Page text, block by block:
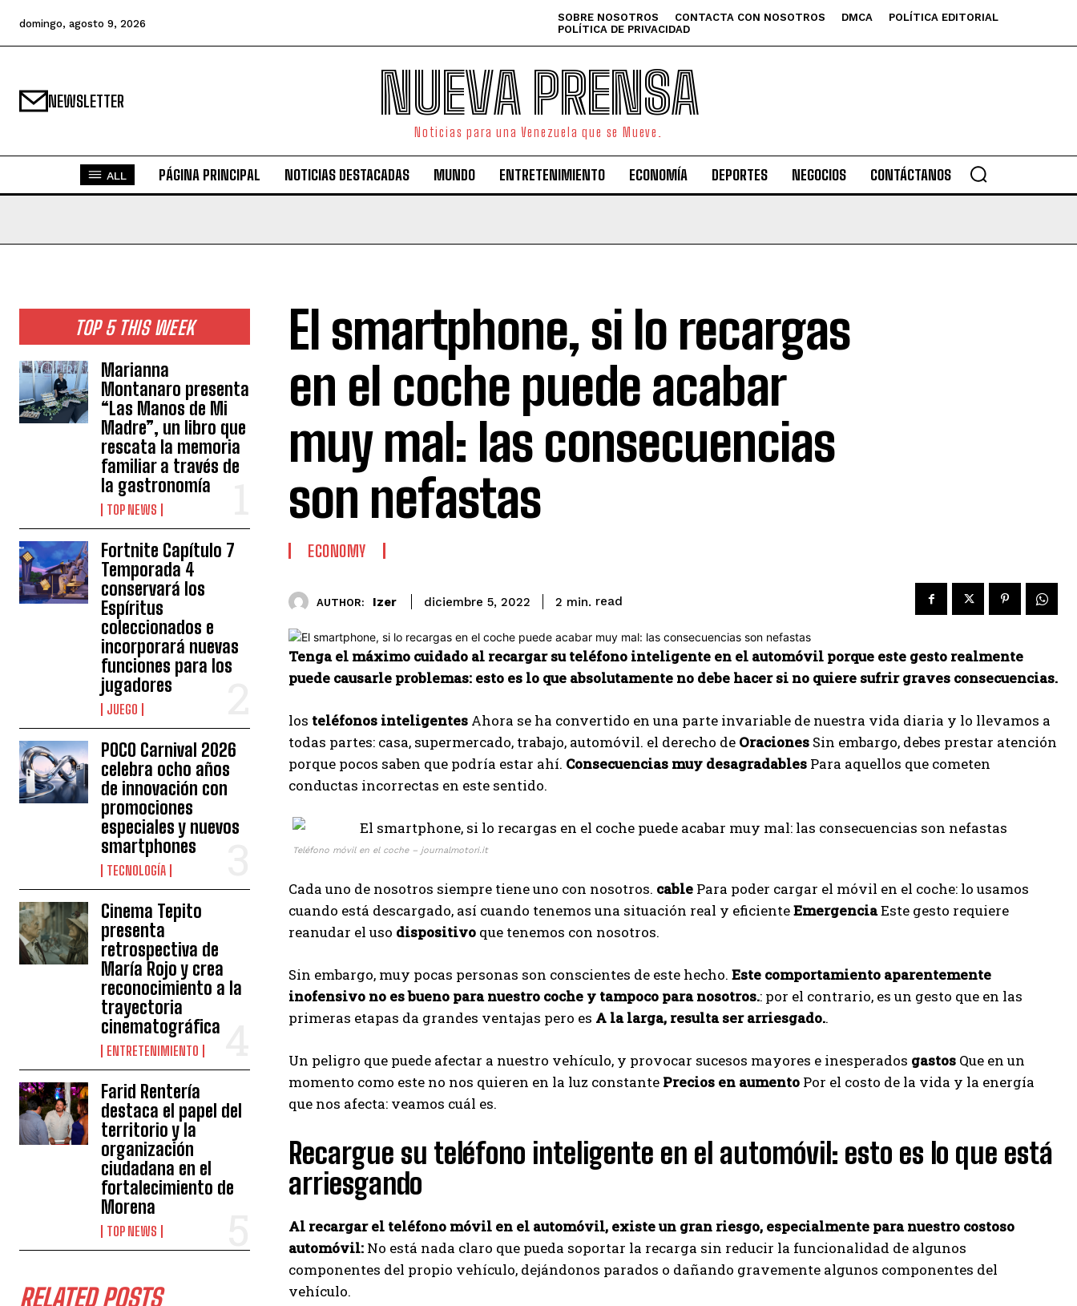
domingo, agosto 9, 2026 SOBRE NOSOTROS CONTACTA CON NOSOTROS DMCA
POLÍTICA EDITORIAL
POLÍTICA DE PRIVACIDAD
NEWSLETTER NUEVA PRENSA
Noticias para una Venezuela que se Mueve.
ALL PÁGINA PRINCIPAL NOTICIAS DESTACADAS MUNDO ENTRETENIMIENTO ECONOMÍA DEPORTES NEGOCIOS CONTÁCTANOS
TOP 5 THIS WEEK
Marianna
Montanaro presenta
“Las Manos de Mi
Madre”, un libro que
rescata la memoria
familiar a través de
la gastronomía
TOP NEWS
Fortnite Capítulo 7
Temporada 4
conservará los
Espíritus
coleccionados e
incorporará nuevas
funciones para los
jugadores
JUEGO
POCO Carnival 2026
celebra ocho años
de innovación con
promociones
especiales y nuevos
smartphones
TECNOLOGÍA
Cinema Tepito
presenta
retrospectiva de
María Rojo y crea
reconocimiento a la
trayectoria
cinematográfica
ENTRETENIMIENTO
Farid Rentería
destaca el papel del
territorio y la
organización
ciudadana en el
fortalecimiento de
Morena
TOP NEWS
RELATED POSTS
El smartphone, si lo recargas
en el coche puede acabar
muy mal: las consecuencias
son nefastas
ECONOMY
AUTHOR: Izer diciembre 5, 2022 2 min. read
Tenga el máximo cuidado al recargar su teléfono inteligente en el automóvil porque este gesto realmente
puede causarle problemas: esto es lo que absolutamente no debe hacer si no quiere sufrir graves consecuencias.
los teléfonos inteligentes Ahora se ha convertido en una parte invariable de nuestra vida diaria y lo llevamos a
todas partes: casa, supermercado, trabajo, automóvil. el derecho de Oraciones Sin embargo, debes prestar atención
porque pocos saben que podría estar ahí. Consecuencias muy desagradables Para aquellos que cometen
conductas incorrectas en este sentido.
Teléfono móvil en el coche – journalmotori.it
Cada uno de nosotros siempre tiene uno con nosotros. cable Para poder cargar el móvil en el coche: lo usamos
cuando está descargado, así cuando tenemos una situación real y eficienteEmergenciaEste gesto requiere
reanudar el uso dispositivo que tenemos con nosotros.
Sin embargo, muy pocas personas son conscientes de este hecho. Este comportamiento aparentemente
inofensivo no es bueno para nuestro coche y tampoco para nosotros.: por el contrario, es un gesto que en las
primeras etapas da grandes ventajas pero es A la larga, resulta ser arriesgado..
Un peligro que puede afectar a nuestro vehículo, y provocar sucesos mayores e inesperados gastos Que en un
momento como este no nos quieren en la luz constante Precios en aumento Por el costo de la vida y la energía
que nos afecta: veamos cuál es.
Recargue su teléfono inteligente en el automóvil: esto es lo que está
arriesgando
Al recargar el teléfono móvil en el automóvil, existe un gran riesgo, especialmente para nuestro costoso
automóvil: No está nada claro que pueda soportar la recarga sin reducir la funcionalidad de algunos
componentes del propio vehículo, dejándonos parados o dañando gravemente algunos componentes del
vehículo.